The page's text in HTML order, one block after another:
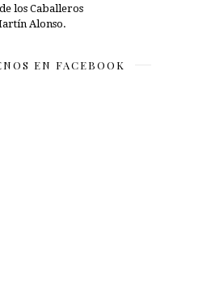
los Caballeros
Alonso.
EN FACEBOOK